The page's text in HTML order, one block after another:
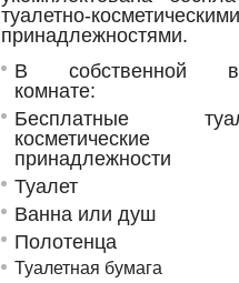
туалетно-косметическими
принадлежностями.
В собственной
комнате:
Бесплатные
косметические
принадлежности
Туалет
Ванна или душ
Полотенца
Туалетная бумага